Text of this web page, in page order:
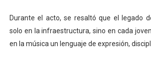
Durante el acto, se resaltó que el legado
solo en la infraestructura, sino en cada
en la música un lenguaje de expresión,